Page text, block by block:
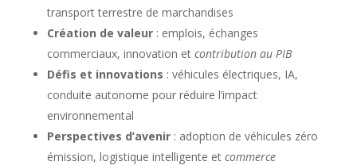
transport terrestre de marchandises
Création de valeur: emplois, échanges
commerciaux, innovation et contribution au PIB
Défis et innovations : véhicules électriques, IA,
conduite autonome pour réduire l’impact
environnemental
Perspectives d’avenir: adoption de véhicules zéro
émission, logistique intelligente et commerce